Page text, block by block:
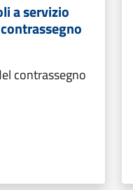
a servizio
contrassegno